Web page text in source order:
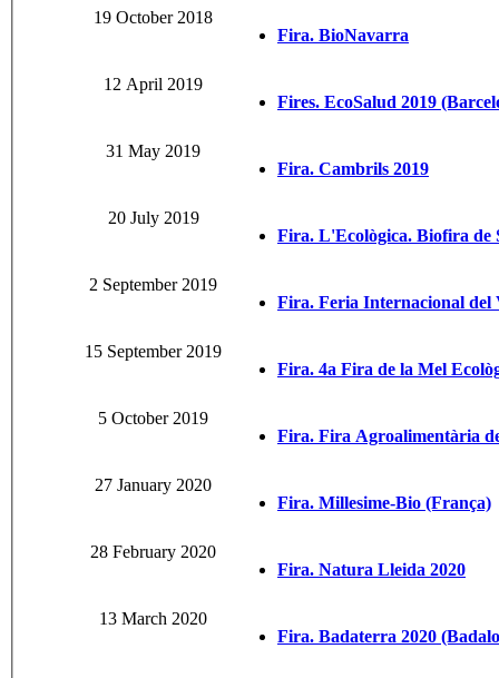
19 October 2018
Fira. BioNavarra
12 April 2019
Fires. EcoSalud 2019
31 May 2019
Fira. Cambrils 2019
20 July 2019
Fira. L'Ecològica. Biofira de
2 September 2019
Fira. Feria Internacional del
15 September 2019
Fira. 4a Fira de la Mel
5 October 2019
Fira. Fira Agroalimentària
27 January 2020
Fira. Millesime-Bio (França)
28 February 2020
Fira. Natura Lleida 2020
13 March 2020
Fira. Badaterra 2020